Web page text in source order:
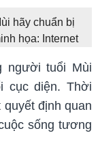
hãy chuẩn bị
họa: Internet
người tuổi Mùi
cục diện. Thời
định quan
sống tương